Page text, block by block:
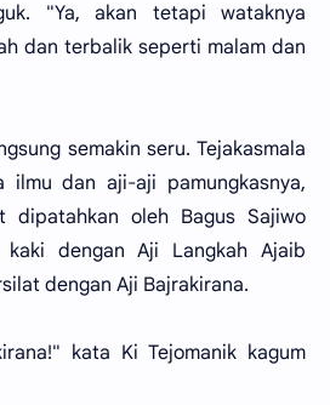
"Ya, akan tetapi wataknya
dan terbalik seperti malam dan
semakin seru. Tejakasmala
ilmu dan aji-aji pamungkasnya,
dipatahkan oleh Bagus Sajiwo
kaki dengan Aji Langkah Ajaib
dengan Aji Bajrakirana.
kata Ki Tejomanik kagum